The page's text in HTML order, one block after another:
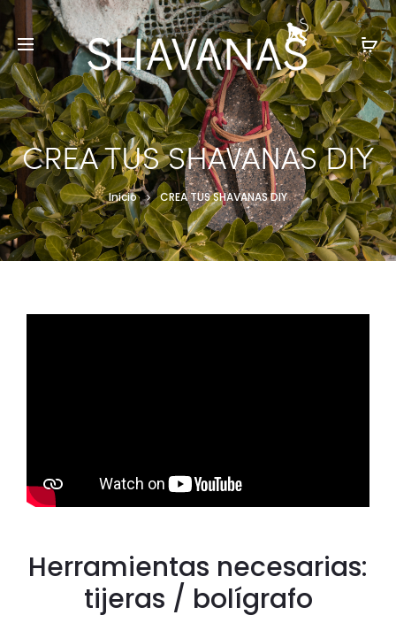
CREA TUS SHAVANAS DIY
Inicio CREA TUS SHAVANAS DIY
Herramientas necesarias:
tijeras / bolígrafo